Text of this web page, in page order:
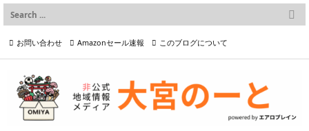

メニュー

お問い合わせ Amazonセール速報 このブログについて
プライバシーポリシー等